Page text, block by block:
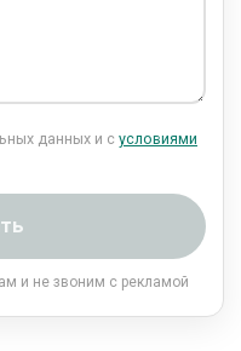
данных и с условиями
и не звоним с рекламой